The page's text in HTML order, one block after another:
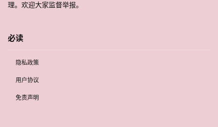
理。欢迎大家监督举报。
必读
隐私政策
用户协议
免责声明